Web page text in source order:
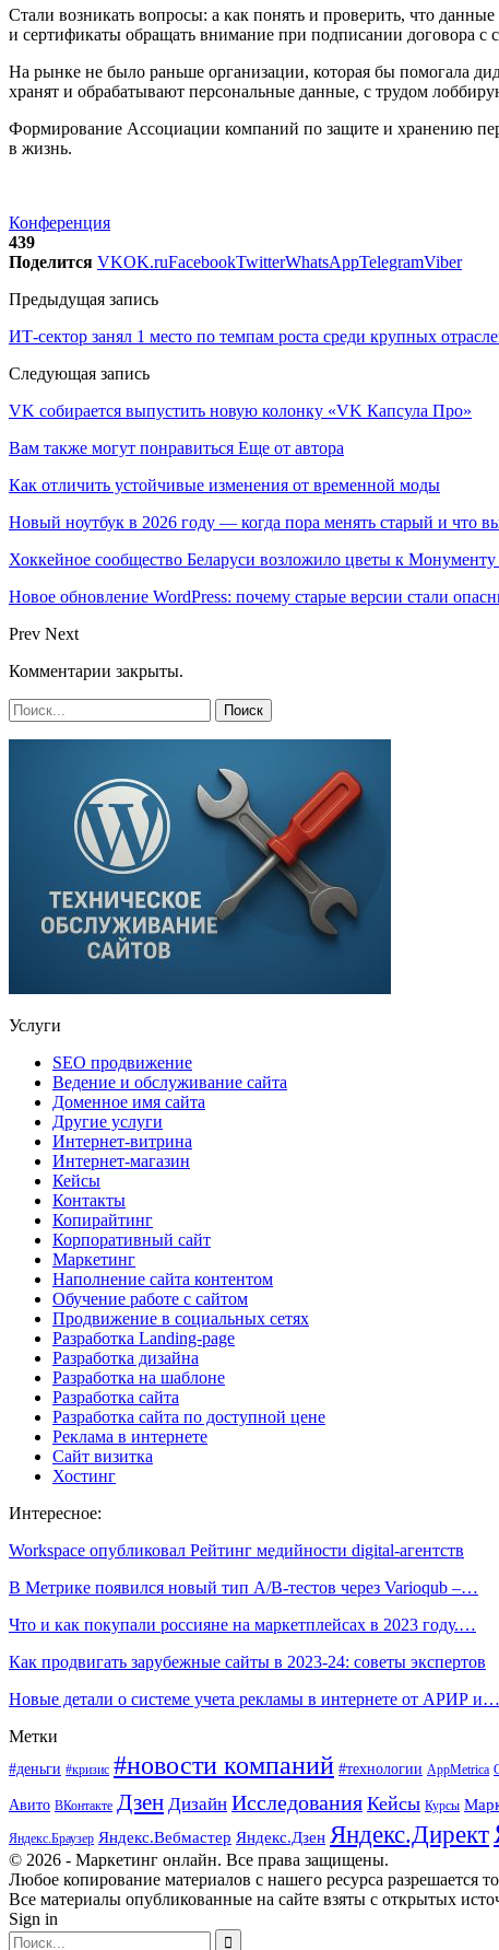
Стали возникать вопросы: а как понять и проверить, что
и сертификаты обращать внимание при подписании договора с
На рынке не было раньше организации, которая бы помогала
хранят и обрабатывают персональные данные, с трудом
Формирование Ассоциации компаний по защите и хранению
в жизнь.
Конференция
439
Поделится VKOK.ruFacebookTwitterWhatsAppTelegramViber
Предыдущая запись
ИТ-сектор занял 1 место по темпам роста среди крупных
Следующая запись
VK собирается выпустить новую колонку «VK Капсула Про»
Вам также могут понравиться Еще от автора
Как отличить устойчивые изменения от временной моды
Новый ноутбук в 2026 году — когда пора менять старый и что
Хоккейное сообщество Беларуси возложило цветы к
Новое обновление WordPress: почему старые версии стали
Prev Next
Комментарии закрыты.
Услуги
SEO продвижение
Ведение и обслуживание сайта
Доменное имя сайта
Другие услуги
Интернет-витрина
Интернет-магазин
Кейсы
Контакты
Копирайтинг
Корпоративный сайт
Маркетинг
Наполнение сайта контентом
Обучение работе с сайтом
Продвижение в социальных сетях
Разработка Landing-page
Разработка дизайна
Разработка на шаблоне
Разработка сайта
Разработка сайта по доступной цене
Реклама в интернете
Сайт визитка
Хостинг
Интересное:
Workspace опубликовал Рейтинг медийности digital-агентств
В Метрике появился новый тип A/B-тестов через Varioqub –…
Что и как покупали россияне на маркетплейсах в 2023 году.…
Как продвигать зарубежные сайты в 2023-24: советы экспертов
Новые детали о системе учета рекламы в интернете от АРИР и…
Метки
#деньги #кризис #новости компаний #технологии AppMetrica
Авито ВКонтакте Дзен Дизайн Исследования Кейсы Курсы
Яндекс.Браузер Яндекс.Вебмастер Яндекс.Дзен Яндекс.Директ
© 2026 - Маркетинг онлайн. Все права защищены.
Любое копирование материалов с нашего ресурса разрешается
Все материалы опубликованные на сайте взяты с открытых
Sign in